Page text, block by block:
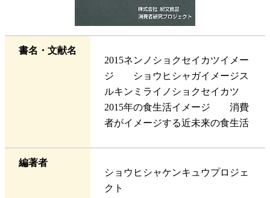
書名・文献名
2015ネンノショクセイカツイメー
ジ ショウヒシャガイメージス
ルキンミライノショクセイカツ
2015年の食生活イメージ 消費
者がイメージする近未来の食生活
編著者
ショウヒシャケンキュウプロジェ
クト